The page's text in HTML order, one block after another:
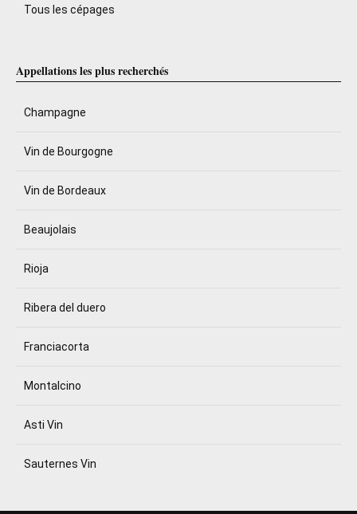
Tous les cépages
Appellations les plus recherchés
Champagne
Vin de Bourgogne
Vin de Bordeaux
Beaujolais
Rioja
Ribera del duero
Franciacorta
Montalcino
Asti Vin
Sauternes Vin